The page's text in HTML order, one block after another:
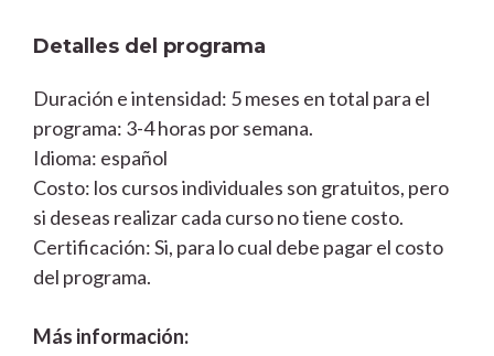
Detalles del programa
Duración e intensidad: 5 meses en total para el
programa: 3-4 horas por semana.
Idioma: español
Costo: los cursos individuales son gratuitos, pero
si deseas realizar cada curso no tiene costo.
Certificación: Si, para lo cual debe pagar el costo
del programa.
Más información: